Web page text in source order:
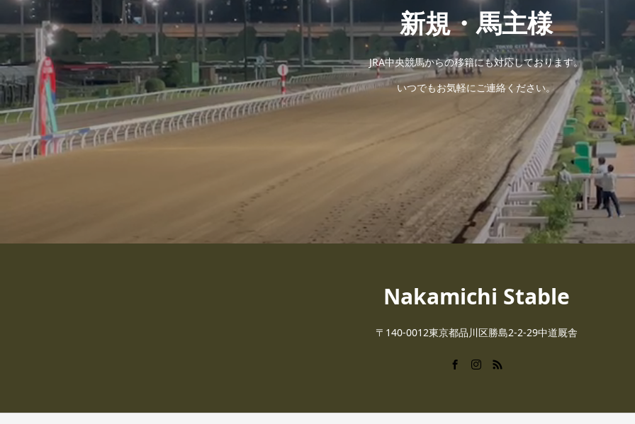
新規・馬主様
JRA中央競馬からの移籍にも対応しております。
いつでもお気軽にご連絡ください。
Nakamichi Stable
〒140-0012東京都品川区勝島2-2-29中道厩舎